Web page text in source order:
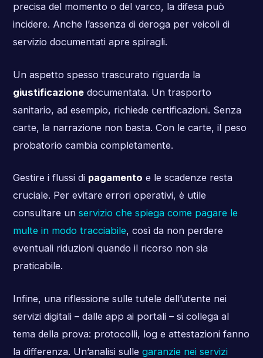
precisa del momento o del varco, la difesa può
incidere. Anche l’assenza di deroga per veicoli di
servizio documentati apre spiragli.
Un aspetto spesso trascurato riguarda la
giustificazionedocumentata. Un trasporto
sanitario, ad esempio, richiede certificazioni. Senza
carte, la narrazione non basta. Con le carte, il peso
probatorio cambia completamente.
Gestire i flussi di pagamento e le scadenze resta
cruciale. Per evitare errori operativi, è utile
consultare un servizio che spiega come pagare le
multe in modo tracciabile, così da non perdere
eventuali riduzioni quando il ricorso non sia
praticabile.
Infine, una riflessione sulle tutele dell’utente nei
servizi digitali – dalle app ai portali – si collega al
tema della prova: protocolli, log e attestazioni fanno
la differenza. Un’analisi sulle garanzie nei servizi